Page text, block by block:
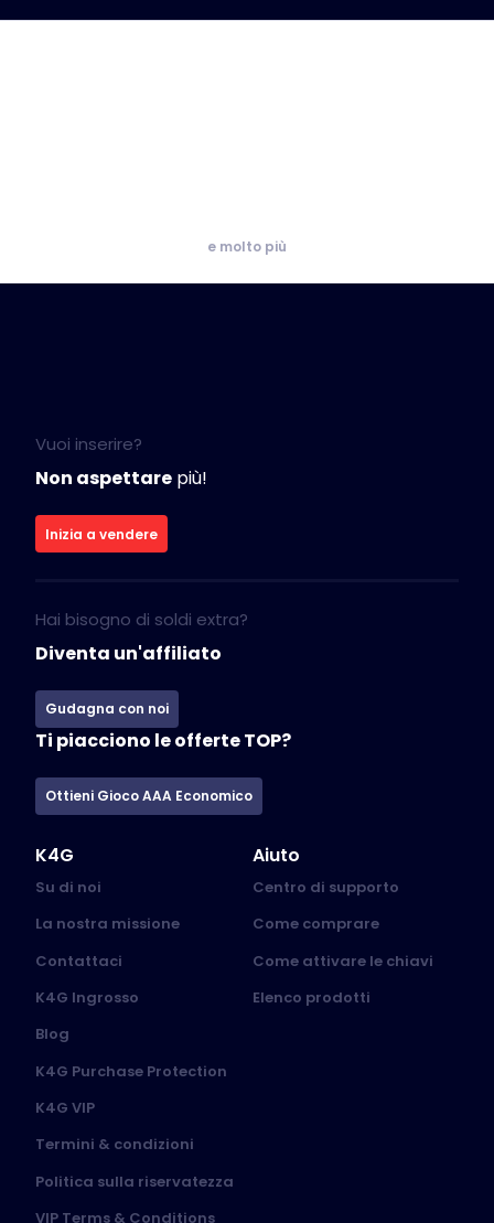
e molto più
Vuoi inserire?
Non aspettare più!
Inizia a vendere
Hai bisogno di soldi extra?
Diventa un'affiliato
Gudagna con noi
Ti piacciono le offerte TOP?
Ottieni Gioco AAA Economico
K4G
Su di noi
La nostra missione
Contattaci
K4G Ingrosso
Blog
K4G Purchase Protection
K4G VIP
Termini & condizioni
Politica sulla riservatezza
VIP Terms & Conditions
Aiuto
Centro di supporto
Come comprare
Come attivare le chiavi
Elenco prodotti